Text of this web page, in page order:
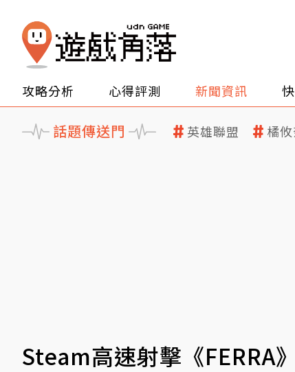
攻略分析 心得評測 新聞資訊
話題傳送門 英雄聯盟 橘
Steam高速射擊《FERRA